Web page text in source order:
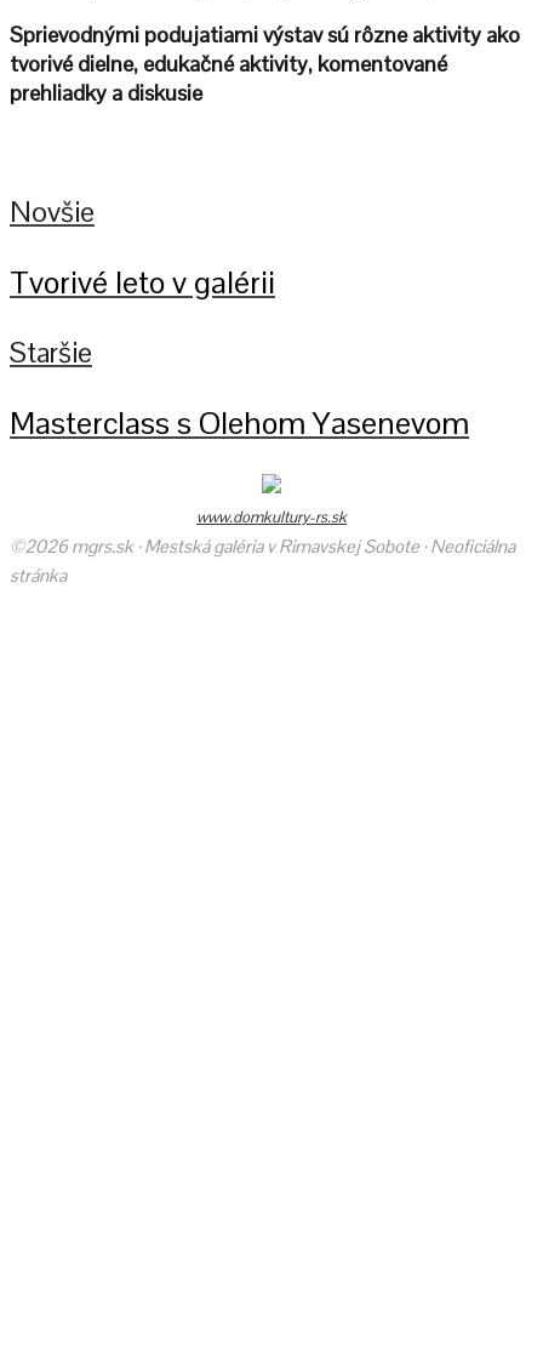
Sprievodnými podujatiami výstav sú rôzne aktivity ako
tvorivé dielne, edukačné aktivity, komentované
prehliadky a diskusie
Novšie
Tvorivé leto v galérii
Staršie
Masterclass s Olehom Yasenevom
www.domkultury-rs.sk
©2026 mgrs.sk · Mestská galéria v Rimavskej Sobote · Neoficiálna
stránka